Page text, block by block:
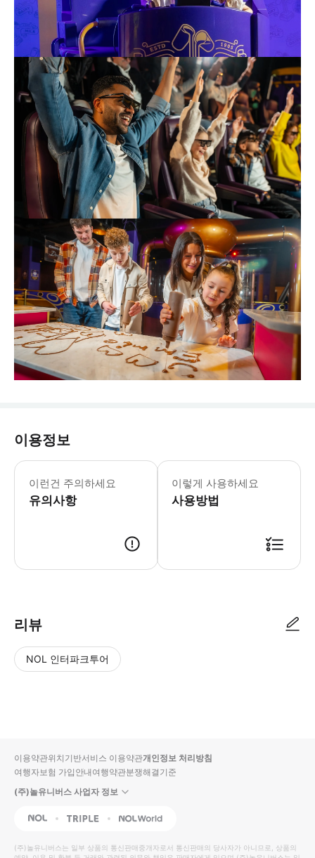
이용정보
이런건 주의하세요
유의사항
이렇게 사용하세요
사용방법
리뷰
NOL 인터파크투어
입니
다.
높
동
순
상
이용약관위치기반서비스 이용약관개인정보 처리방침
여행자보험 가입안내여행약관분쟁해결기준
(주)놀유니버스 사업자 정보
NOL Triple Interpark Global
(주)놀유니버스는 일부 상품의 통신판매중개자로서 통신판매의 당사자가 아니므로, 상품의